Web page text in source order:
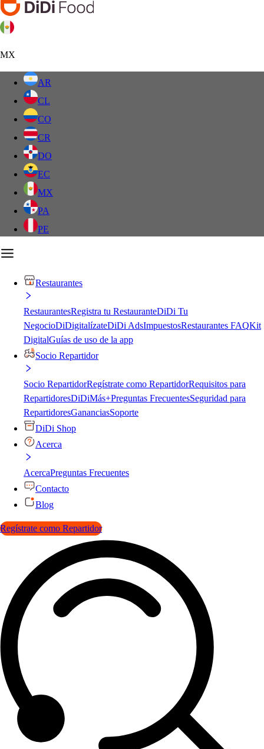
MX
AR
CL
CO
CR
DO
EC
MX
PA
PE
Restaurantes
RestaurantesRegistra tu RestauranteDiDi Tu
NegocioDiDigitalízateDiDi AdsImpuestosRestaurantes FAQKit
DigitalGuías de uso de la app
Socio Repartidor
Socio RepartidorRegístrate como RepartidorRequisitos para
RepartidoresDiDiMás+Preguntas FrecuentesSeguridad para
RepartidoresGananciasSoporte
DiDi Shop
Acerca
AcercaPreguntas Frecuentes
Contacto
Blog
Regístrate como Repartidor